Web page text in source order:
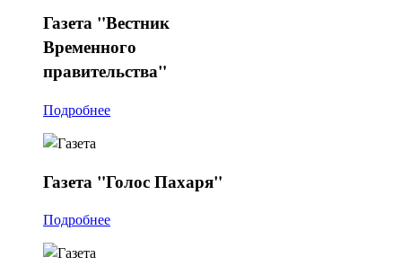
Газета "Вестник
Временного
правительства"
Подробнее
Газета "Голос Пахаря"
Подробнее